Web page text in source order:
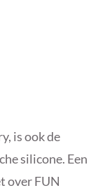
is ook de
silicone. Een
over FUN